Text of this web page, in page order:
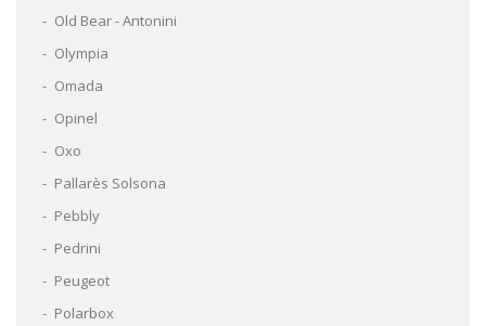
Old Bear - Antonini
Olympia
Omada
Opinel
Oxo
Pallarès Solsona
Pebbly
Pedrini
Peugeot
Polarbox